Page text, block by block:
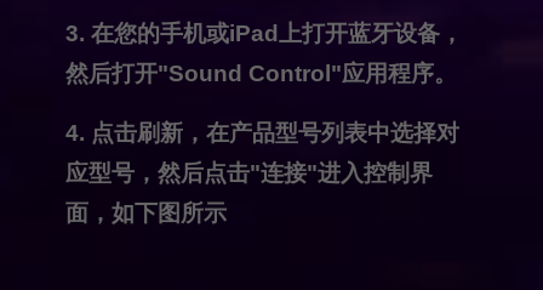
3. 在您的手机或iPad上打开蓝牙设备，
然后打开"Sound Control"应用程序。
4. 点击刷新，在产品型号列表中选择对
应型号，然后点击"连接"进入控制界
面，如下图所示